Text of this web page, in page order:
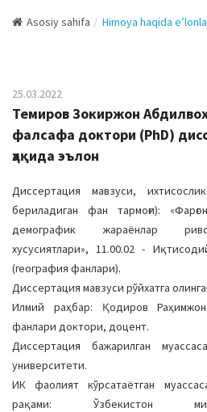
g
N
a
a
t
i
o
n
Asosiy sahifa Himoya haqida
25.03.2022
Темиров Зокиржон
фалсафа доктори (PhD)
ҳақида эълон
Диссертация мавзуси,
бериладиган фан тармоғи):
демографик жараёнлар
хусусиятлари», 11.00.02 -
(география фанлари).
Диссертация мавзуси рўйхатга
Илмий раҳбар: Қодиров
фанлари доктори, доцент.
Диссертация бажарилган
университети.
ИК фаолият кўрсатаётган
рақами: Ўзбекистон